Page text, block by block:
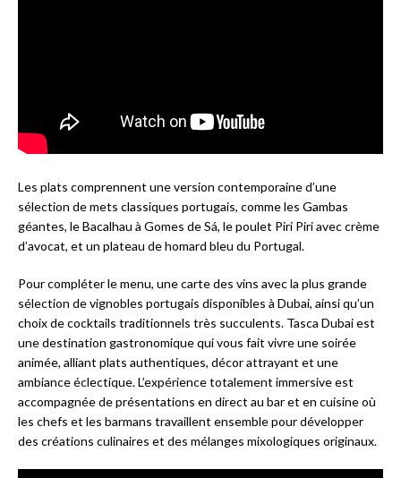
Les plats comprennent une version contemporaine d’une
sélection de mets classiques portugais, comme les Gambas
géantes, le Bacalhau à Gomes de Sá, le poulet Piri Piri avec crème
d’avocat, et un plateau de homard bleu du Portugal.
Pour compléter le menu, une carte des vins avec la plus grande
sélection de vignobles portugais disponibles à Dubai, ainsi qu’un
choix de cocktails traditionnels très succulents. Tasca Dubai est
une destination gastronomique qui vous fait vivre une soirée
animée, alliant plats authentiques, décor attrayant et une
ambiance éclectique. L’expérience totalement immersive est
accompagnée de présentations en direct au bar et en cuisine où
les chefs et les barmans travaillent ensemble pour développer
des créations culinaires et des mélanges mixologiques originaux.